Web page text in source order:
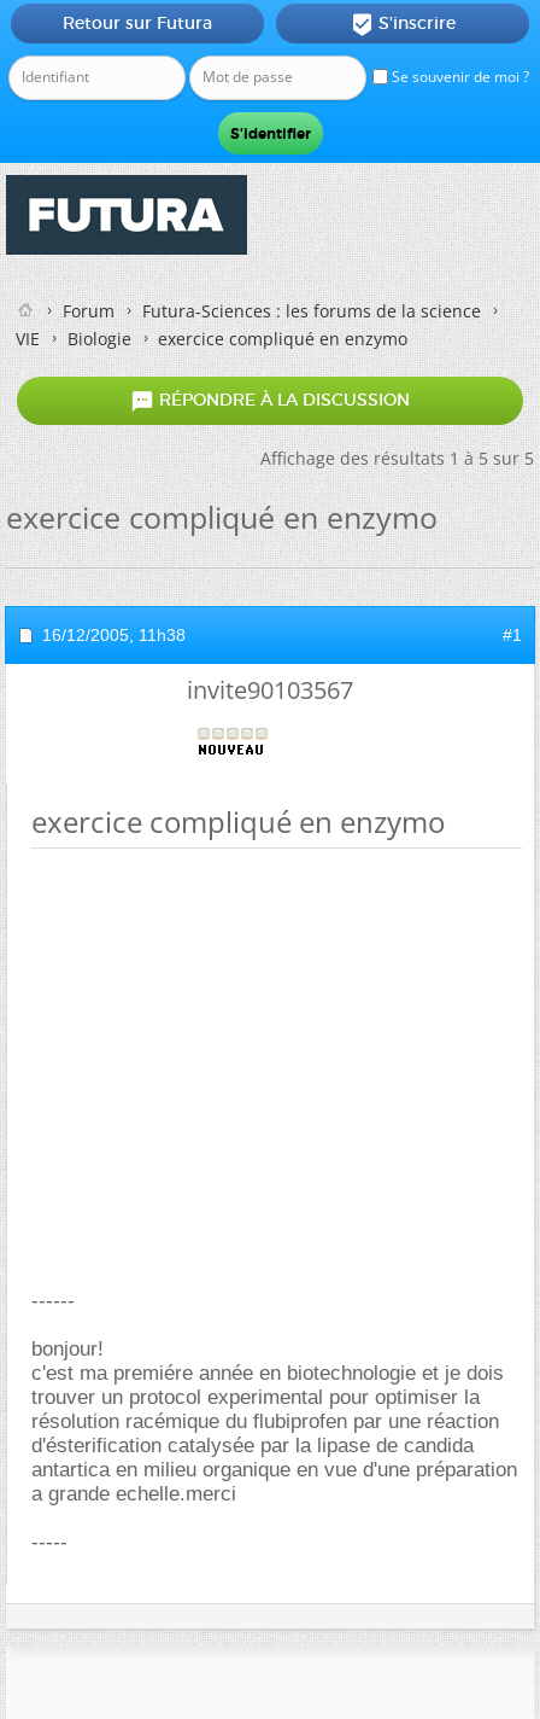
Se souvenir de moi ?
Retour sur Futura  S'inscrire
Forum
Futura-Sciences : les forums de la science
VIE
Biologie exercice compliqué en enzymo
 RÉPONDRE À LA DISCUSSION
Affichage des résultats 1 à 5 sur 5
exercice compliqué en enzymo
16/12/2005, 11h38 #1
invite90103567
exercice compliqué en enzymo
------
bonjour!
c'est ma premiére année en biotechnologie et je dois
trouver un protocol experimental pour optimiser la
résolution racémique du flubiprofen par une réaction
d'ésterification catalysée par la lipase de candida
antartica en milieu organique en vue d'une préparation
a grande echelle.merci
-----